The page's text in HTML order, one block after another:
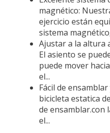
magnético:
ejercicio están
sistema
Ajustar a la altura
El asiento se
puede mover
el...
Fácil de
bicicleta estatica
de ensamblar.con
el...